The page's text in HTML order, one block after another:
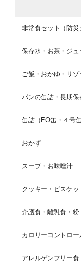
非常食セット（防災
保存水・お茶・ジュ
ご飯・おかゆ・リゾ
パンの缶詰・長期保
缶詰（EO缶・４号缶
おかず
スープ・お味噌汁
クッキー・ビスケッ
介護食・離乳食・粉
カロリーコントロー
アレルゲンフリー食